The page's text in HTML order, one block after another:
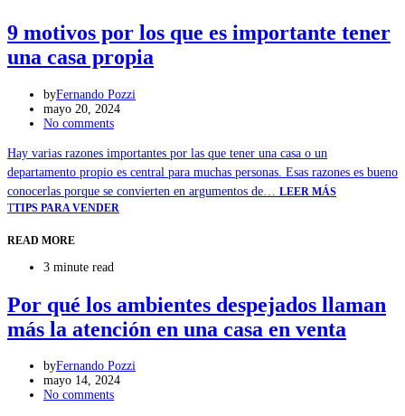
9 motivos por los que es importante tener
una casa propia
byFernando Pozzi
mayo 20, 2024
No comments
Hay varias razones importantes por las que tener una casa o un
departamento propio es central para muchas personas. Esas razones es bueno
conocerlas porque se convierten en argumentos de… LEER MÁS
TTIPS PARA VENDER
READ MORE
3 minute read
Por qué los ambientes despejados llaman
más la atención en una casa en venta
byFernando Pozzi
mayo 14, 2024
No comments